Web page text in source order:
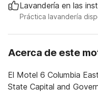
Lavandería en las
Práctica lavandería
Acerca de este
El Motel 6 Columbia
State Capital and